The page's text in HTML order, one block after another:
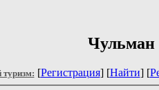
[Регистрация] [Найти] [